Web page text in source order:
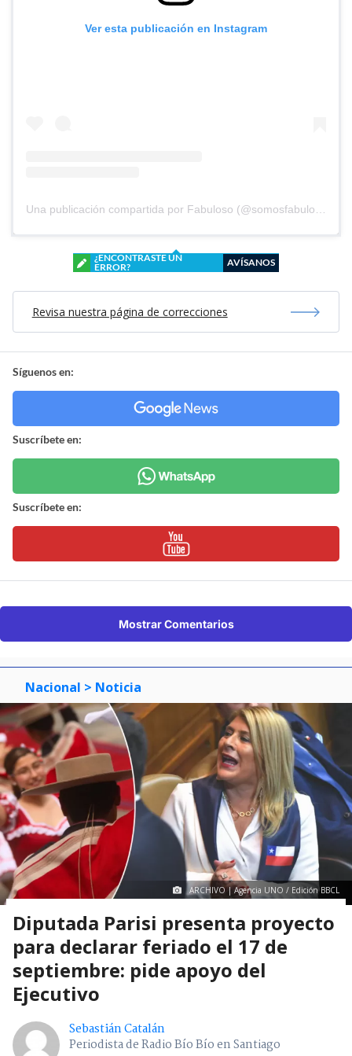
Ver esta publicación en Instagram
¿ENCONTRASTE UN
ERROR?
AVÍSANOS
Revisa nuestra página de correcciones
Síguenos en:
Suscríbete en:
Suscríbete en:
Mostrar Comentarios
Nacional > Noticia
ARCHIVO | Agencia UNO / Edición BBCL
Diputada Parisi presenta proyecto
para declarar feriado el 17 de
septiembre: pide apoyo del
Ejecutivo
Sebastián Catalán
Periodista de Radio Bío Bío en Santiago